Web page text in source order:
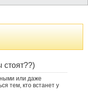
стоят??)
или даже
тем, кто встанет у